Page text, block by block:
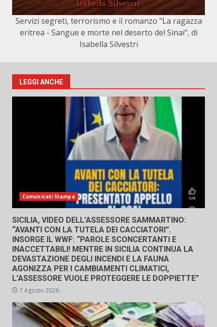
Servizi segreti, terrorismo e il romanzo "La ragazza
eritrea - Sangue e morte nel deserto del Sinai", di
Isabella Silvestri
LEGGI ANCHE
Comunicati Stampa
SICILIA, VIDEO DELL’ASSESSORE SAMMARTINO:
“AVANTI CON LA TUTELA DEI CACCIATORI”.
INSORGE IL WWF: “PAROLE SCONCERTANTI E
INACCETTABILI! MENTRE IN SICILIA CONTINUA LA
DEVASTAZIONE DEGLI INCENDI E LA FAUNA
AGONIZZA PER I CAMBIAMENTI CLIMATICI,
L’ASSESSORE VUOLE PROTEGGERE LE DOPPIETTE”
7 Agosto 2026